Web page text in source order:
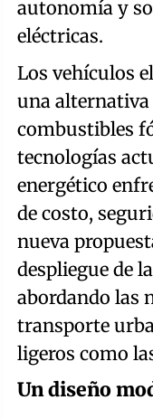
autonomía y
eléctricas.
Los vehículos
una alternativa
combustibles
tecnologías
energético
de costo,
nueva
despliegue de
abordando las
transporte
ligeros como
Un diseño